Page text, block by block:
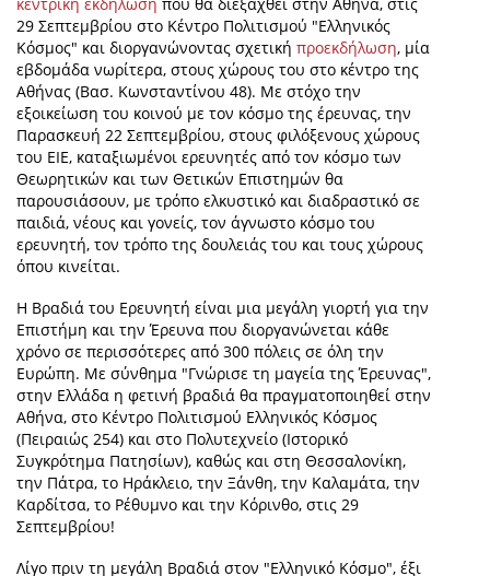
29 Σεπτεμβρίου στο Κέντρο Πολιτισμού "Ελληνικός
Κόσμος" και διοργανώνοντας σχετική προεκδήλωση, μία
εβδομάδα νωρίτερα, στους χώρους του στο κέντρο της
Αθήνας (Βασ. Κωνσταντίνου 48). Με στόχο την
εξοικείωση του κοινού με τον κόσμο της έρευνας, την
Παρασκευή 22 Σεπτεμβρίου, στους φιλόξενους χώρους
του ΕΙΕ, καταξιωμένοι ερευνητές από τον κόσμο των
Θεωρητικών και των Θετικών Επιστημών θα
παρουσιάσουν, με τρόπο ελκυστικό και διαδραστικό σε
παιδιά, νέους και γονείς, τον άγνωστο κόσμο του
ερευνητή, τον τρόπο της δουλειάς του και τους χώρους
όπου κινείται.
Η Βραδιά του Ερευνητή είναι μια μεγάλη γιορτή για την
Επιστήμη και την Έρευνα που διοργανώνεται κάθε
χρόνο σε περισσότερες από 300 πόλεις σε όλη την
Ευρώπη. Με σύνθημα "Γνώρισε τη μαγεία της Έρευνας",
στην Ελλάδα η φετινή βραδιά θα πραγματοποιηθεί στην
Αθήνα, στο Κέντρο Πολιτισμού Ελληνικός Κόσμος
(Πειραιώς 254) και στο Πολυτεχνείο (Ιστορικό
Συγκρότημα Πατησίων), καθώς και στη Θεσσαλονίκη,
την Πάτρα, το Ηράκλειο, την Ξάνθη, την Καλαμάτα, την
Καρδίτσα, το Ρέθυμνο και την Κόρινθο, στις 29
Σεπτεμβρίου!
Λίγο πριν τη μεγάλη Βραδιά στον "Ελληνικό Κόσμο", έξι